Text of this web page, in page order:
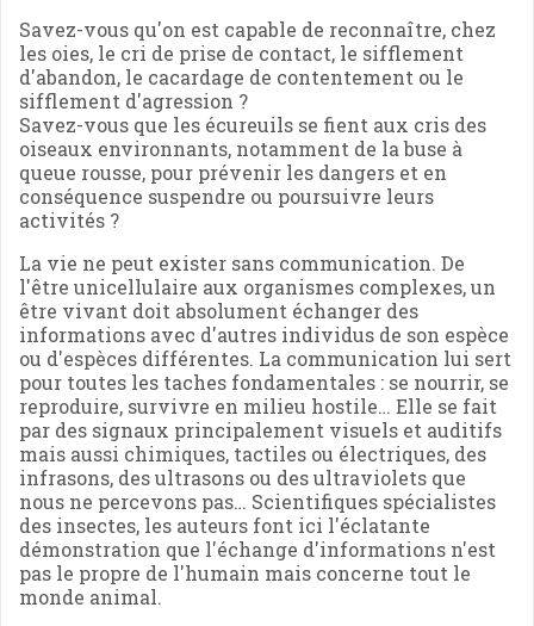
Savez-vous qu'on est capable de reconnaître, chez
les oies, le cri de prise de contact, le sifflement
d'abandon, le cacardage de contentement ou le
sifflement d'agression ?
Savez-vous que les écureuils se fient aux cris des
oiseaux environnants, notamment de la buse à
queue rousse, pour prévenir les dangers et en
conséquence suspendre ou poursuivre leurs
activités ?
La vie ne peut exister sans communication. De
l'être unicellulaire aux organismes complexes, un
être vivant doit absolument échanger des
informations avec d'autres individus de son espèce
ou d'espèces différentes. La communication lui sert
pour toutes les taches fondamentales : se nourrir, se
reproduire, survivre en milieu hostile… Elle se fait
par des signaux principalement visuels et auditifs
mais aussi chimiques, tactiles ou électriques, des
infrasons, des ultrasons ou des ultraviolets que
nous ne percevons pas… Scientifiques spécialistes
des insectes, les auteurs font ici l'éclatante
démonstration que l'échange d'informations n'est
pas le propre de l'humain mais concerne tout le
monde animal.